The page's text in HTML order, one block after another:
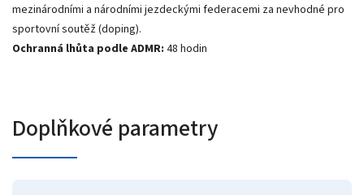
mezinárodními a národními jezdeckými federacemi za nevhodné pro
sportovní soutěž (doping).
Ochranná lhůta podle ADMR: 48 hodin
Doplňkové parametry